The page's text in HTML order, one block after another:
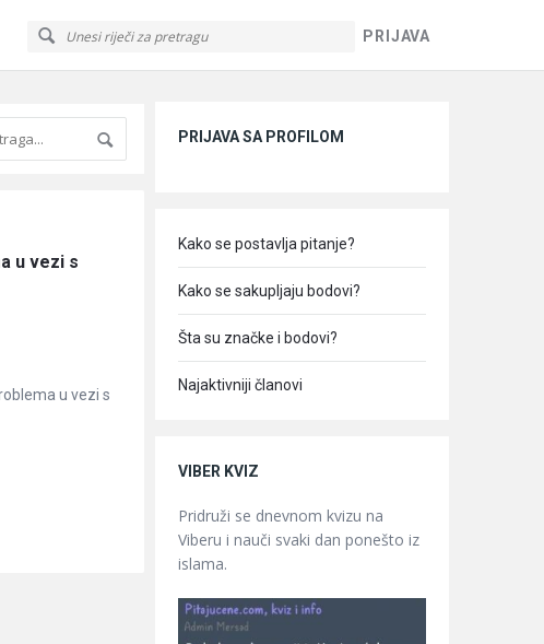
PRIJAVA
u vezi s
u vezi s
PRIJAVA SA PROFILOM
Kako se postavlja pitanje?
Kako se sakupljaju bodovi?
Šta su značke i bodovi?
Najaktivniji članovi
VIBER KVIZ
Pridruži se dnevnom kvizu na
Viberu i nauči svaki dan ponešto iz
islama.